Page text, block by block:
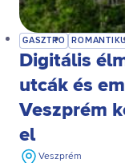
GASZTRO
Digitális
utcák és
Veszprém
el
Veszprém